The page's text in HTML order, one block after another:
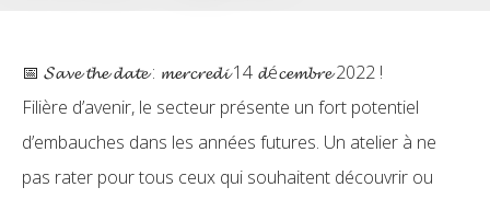
📅 𝓢𝓪𝓿𝓮 𝓽𝓱𝓮 𝓭𝓪𝓽𝓮 : 𝓶𝓮𝓻𝓬𝓻𝓮𝓭𝓲 14 𝓭é𝓬𝓮𝓶𝓫𝓻𝓮 2022 !
Filière d’avenir, le secteur présente un fort potentiel
d’embauches dans les années futures. Un atelier à ne
pas rater pour tous ceux qui souhaitent découvrir ou